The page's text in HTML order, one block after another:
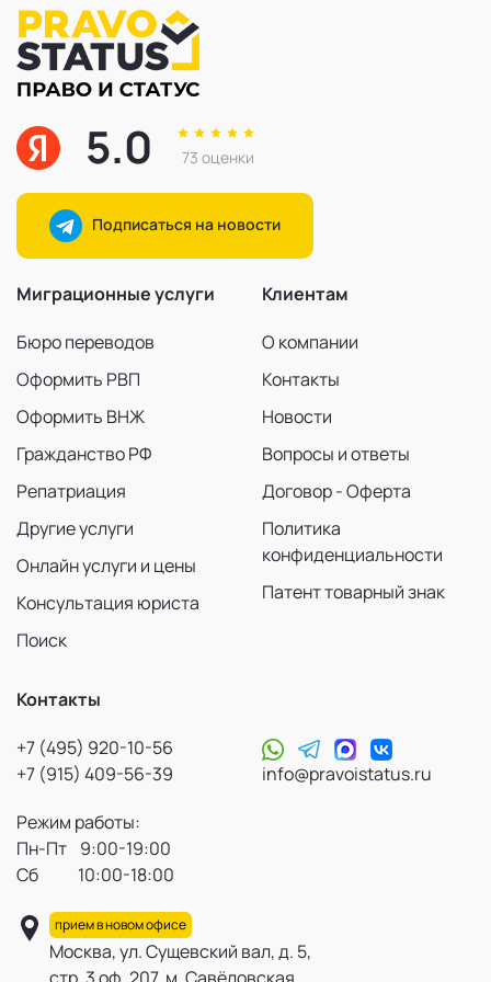
5.0 73 оценки
Подписаться на новости
Миграционные услуги
Бюро переводов
Оформить РВП
Оформить ВНЖ
Гражданство РФ
Репатриация
Другие услуги
Онлайн услуги и цены
Консультация юриста
Поиск
Клиентам
О компании
Контакты
Новости
Вопросы и ответы
Договор - Оферта
Политика
конфиденциальности
Патент товарный знак
Контакты
+7 (495) 920-10-56
+7 (915) 409-56-39
info@pravoistatus.ru
Режим работы:
Пн-Пт 9:00-19:00
Сб 10:00-18:00
прием в новом офисе
Москва, ул. Сущевский вал, д. 5,